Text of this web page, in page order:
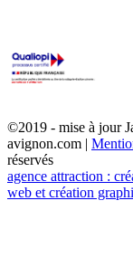
©2019 - mise à jour
avignon.com |
réservés
agence attraction :
web et création